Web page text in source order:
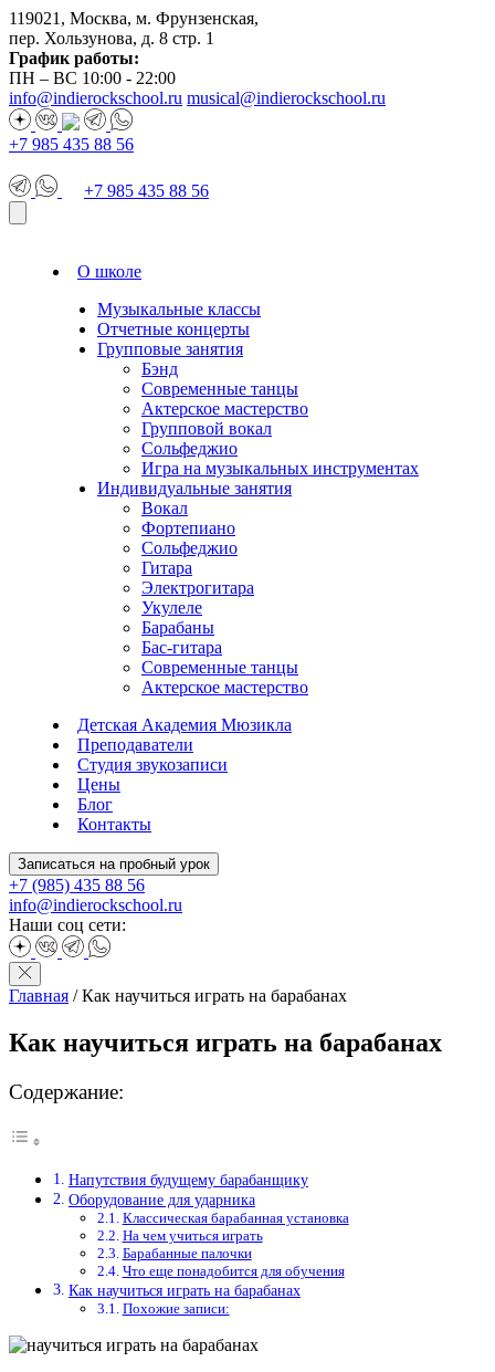
119021, Москва, м. Фрунзенская,
пер. Хользунова, д. 8 стр. 1
График работы:
ПН – ВС 10:00 - 22:00
info@indierockschool.ru musical@indierockschool.ru
+7 985 435 88 56
+7 985 435 88 56
О школе
Музыкальные классы
Отчетные концерты
Групповые занятия
Бэнд
Современные танцы
Актерское мастерство
Групповой вокал
Сольфеджио
Игра на музыкальных инструментах
Индивидуальные занятия
Вокал
Фортепиано
Сольфеджио
Гитара
Электрогитара
Укулеле
Барабаны
Бас-гитара
Современные танцы
Актерское мастерство
Детская Академия Мюзикла
Преподаватели
Студия звукозаписи
Цены
Блог
Контакты
Записаться на пробный урок
+7 (985) 435 88 56
info@indierockschool.ru
Наши соц сети:
Главная /Как научиться играть на барабанах
Как научиться играть на барабанах
Содержание:
Напутствия будущему барабанщику
Оборудование для ударника
Классическая барабанная установка
На чем учиться играть
Барабанные палочки
Что еще понадобится для обучения
Как научиться играть на барабанах
Похожие записи: